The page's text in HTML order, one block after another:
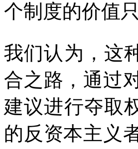
个制度的价值
我们认为，这
合之路，通过
建议进行夺取
的反资本主义者